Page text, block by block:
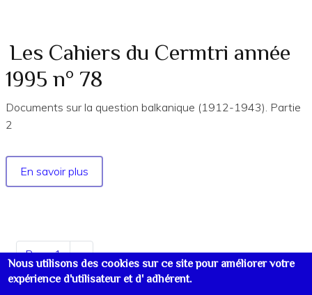
Nous utilisons des cookies sur ce site pour améliorer votre
expérience d'utilisateur et d' adhérent.
année
1992
n°
Les Cahiers du Cermtri année
1995 n° 78
Documents sur la question balkanique (1912-1943). Partie
2
En savoir plus
Les
Cermtri
année
1995
Pagination
Page 1
Page
suivante
››